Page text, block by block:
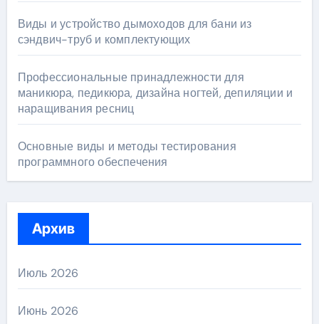
Виды и устройство дымоходов для бани из
сэндвич-труб и комплектующих
Профессиональные принадлежности для
маникюра, педикюра, дизайна ногтей, депиляции и
наращивания ресниц
Основные виды и методы тестирования
программного обеспечения
Архив
Июль 2026
Июнь 2026